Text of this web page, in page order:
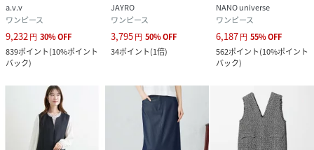
a.v.v
ワンピース
9,232円 30%OFF
839ポイント(10%ポイント
バック)
JAYRO
ワンピース
3,795円 50%OFF
34ポイント(1倍)
NANO universe
ワンピース
6,187円 55%OFF
562ポイント(10%ポイント
バック)